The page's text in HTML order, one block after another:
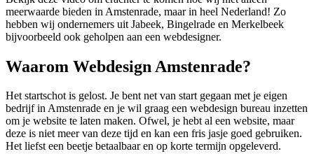
meerwaarde bieden in Amstenrade, maar in heel Nederland! Zo
hebben wij ondernemers uit Jabeek, Bingelrade en Merkelbeek
bijvoorbeeld ook geholpen aan een webdesigner.
Waarom Webdesign Amstenrade?
Het startschot is gelost. Je bent net van start gegaan met je eigen
bedrijf in Amstenrade en je wil graag een webdesign bureau inzetten
om je website te laten maken. Ofwel, je hebt al een website, maar
deze is niet meer van deze tijd en kan een fris jasje goed gebruiken.
Het liefst een beetje betaalbaar en op korte termijn opgeleverd.